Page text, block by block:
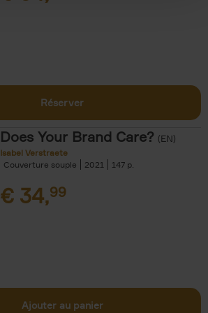
Réserver
Does Your Brand Care? (EN)
Isabel Verstraete
Couverture souple
2021 147
€ 34,99
Ajouter au panier